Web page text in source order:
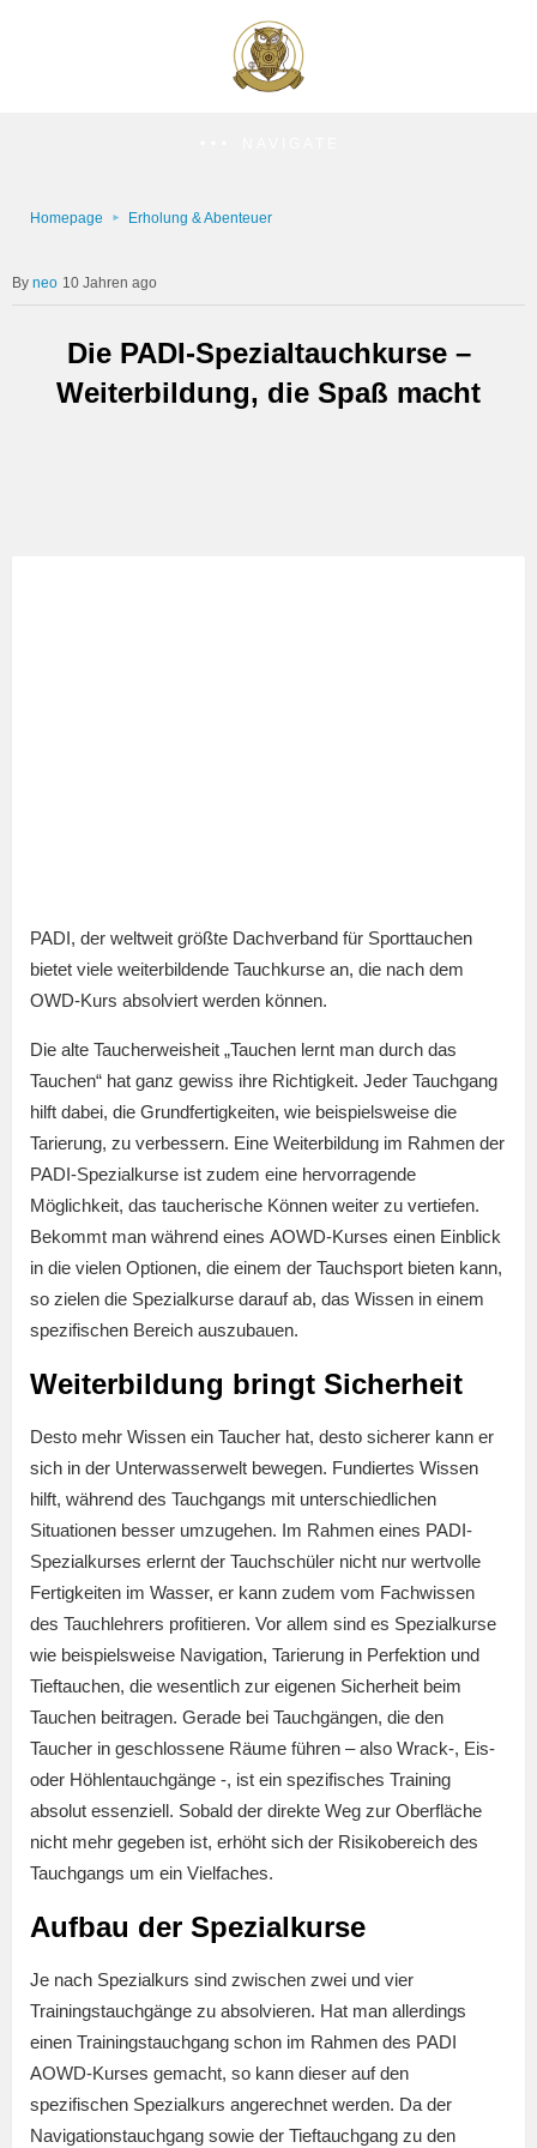
Homepage Erholung & Abenteuer
neo 10 Jahren ago
Die PADI-Spezialtauchkurse –
Weiterbildung, die Spaß macht
PADI, der weltweit größte Dachverband für Sporttauchen
bietet viele weiterbildende Tauchkurse an, die nach dem
OWD-Kurs absolviert werden können.
Die alte Taucherweisheit „Tauchen lernt man durch das
Tauchen“ hat ganz gewiss ihre Richtigkeit. Jeder Tauchgang
hilft dabei, die Grundfertigkeiten, wie beispielsweise die
Tarierung, zu verbessern. Eine Weiterbildung im Rahmen der
PADI-Spezialkurse ist zudem eine hervorragende
Möglichkeit, das taucherische Können weiter zu vertiefen.
Bekommt man während eines AOWD-Kurses einen Einblick
in die vielen Optionen, die einem der Tauchsport bieten kann,
so zielen die Spezialkurse darauf ab, das Wissen in einem
spezifischen Bereich auszubauen.
Weiterbildung bringt Sicherheit
Desto mehr Wissen ein Taucher hat, desto sicherer kann er
sich in der Unterwasserwelt bewegen. Fundiertes Wissen
hilft, während des Tauchgangs mit unterschiedlichen
Situationen besser umzugehen. Im Rahmen eines PADI-
Spezialkurses erlernt der Tauchschüler nicht nur wertvolle
Fertigkeiten im Wasser, er kann zudem vom Fachwissen
des Tauchlehrers profitieren. Vor allem sind es Spezialkurse
wie beispielsweise Navigation, Tarierung in Perfektion und
Tieftauchen, die wesentlich zur eigenen Sicherheit beim
Tauchen beitragen. Gerade bei Tauchgängen, die den
Taucher in geschlossene Räume führen – also Wrack-, Eis-
oder Höhlentauchgänge -, ist ein spezifisches Training
absolut essenziell. Sobald der direkte Weg zur Oberfläche
nicht mehr gegeben ist, erhöht sich der Risikobereich des
Tauchgangs um ein Vielfaches.
Aufbau der Spezialkurse
Je nach Spezialkurs sind zwischen zwei und vier
Trainingstauchgänge zu absolvieren. Hat man allerdings
einen Trainingstauchgang schon im Rahmen des PADI
AOWD-Kurses gemacht, so kann dieser auf den
spezifischen Spezialkurs angerechnet werden. Da der
Navigationstauchgang sowie der Tieftauchgang zu den